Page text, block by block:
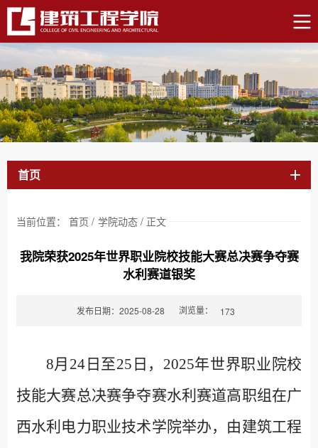
首页
当前位置： 首页 / 学院动态 / 正文
我院荣获2025年世界职业院校技能大赛总决赛争夺赛
水利赛道银奖
发布日期：2025-08-28 浏览量： 173
8月24日至25日，2025年世界职业院校
技能大赛总决赛争夺赛水利赛道高职组在广
西水利电力职业技术学院举办，由建筑工程